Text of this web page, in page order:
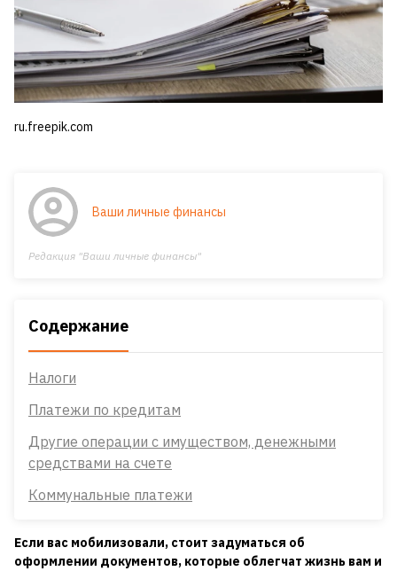
ru.freepik.com
Ваши личные финансы
Редакция "Ваши личные финансы"
Содержание
Налоги
Платежи по кредитам
Другие операции с имуществом, денежными
средствами на счете
Коммунальные платежи
Если вас мобилизовали, стоит задуматься об
оформлении документов, которые облегчат жизнь вам и